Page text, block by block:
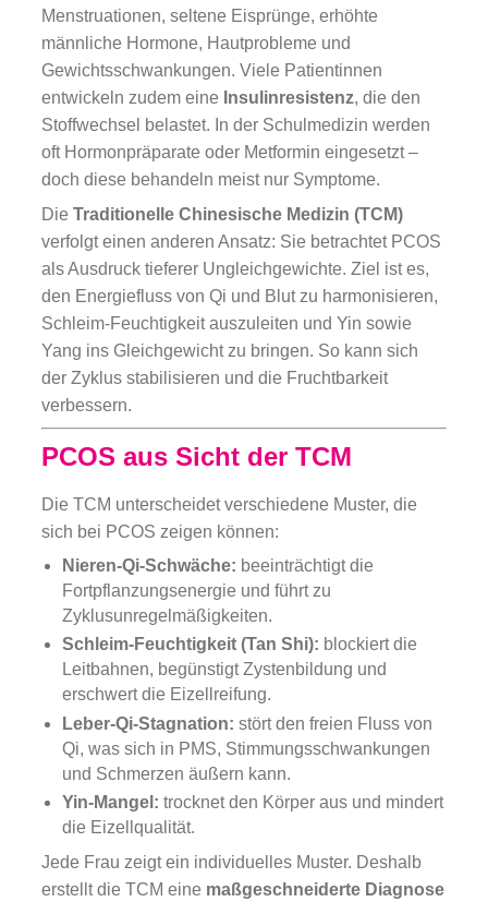
Menstruationen, seltene Eisprünge, erhöhte
männliche Hormone, Hautprobleme und
Gewichtsschwankungen. Viele Patientinnen
entwickeln zudem eine Insulinresistenz, die den
Stoffwechsel belastet. In der Schulmedizin werden
oft Hormonpräparate oder Metformin eingesetzt –
doch diese behandeln meist nur Symptome.
Die Traditionelle Chinesische Medizin (TCM)
verfolgt einen anderen Ansatz: Sie betrachtet PCOS
als Ausdruck tieferer Ungleichgewichte. Ziel ist es,
den Energiefluss von Qi und Blut zu harmonisieren,
Schleim-Feuchtigkeit auszuleiten und Yin sowie
Yang ins Gleichgewicht zu bringen. So kann sich
der Zyklus stabilisieren und die Fruchtbarkeit
verbessern.
PCOS aus Sicht der TCM
Die TCM unterscheidet verschiedene Muster, die
sich bei PCOS zeigen können:
Nieren-Qi-Schwäche: beeinträchtigt die
Fortpflanzungsenergie und führt zu
Zyklusunregelmäßigkeiten.
Schleim-Feuchtigkeit (Tan Shi): blockiert die
Leitbahnen, begünstigt Zystenbildung und
erschwert die Eizellreifung.
Leber-Qi-Stagnation: stört den freien Fluss von
Qi, was sich in PMS, Stimmungsschwankungen
und Schmerzen äußern kann.
Yin-Mangel: trocknet den Körper aus und mindert
die Eizellqualität.
Jede Frau zeigt ein individuelles Muster. Deshalb
erstellt die TCM eine maßgeschneiderte Diagnose